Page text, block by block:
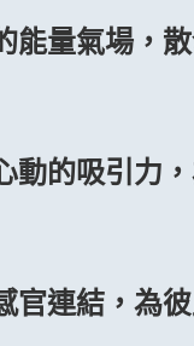
量氣場，
的吸引力
連結，為